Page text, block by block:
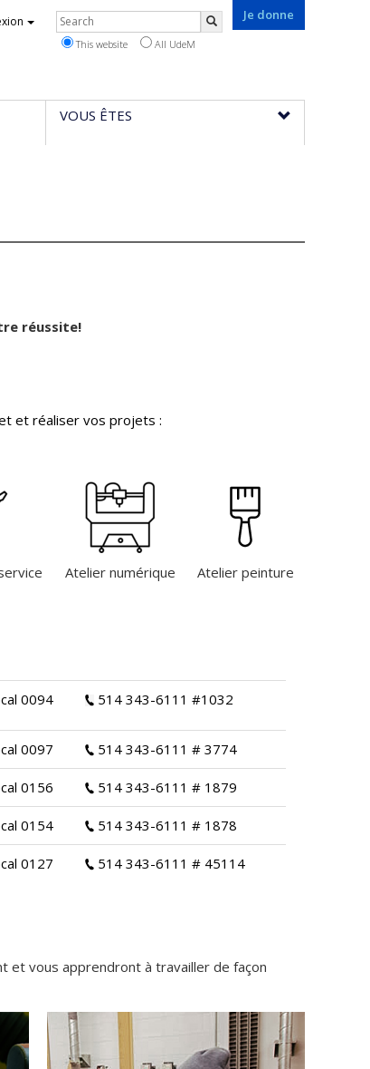
Je donne
Rechercher
This website All UdeM
VOUS ÊTES
réussite!
et réaliser vos projets :
Atelier numérique Atelier peinture
0094 514 343-6111 #1032
0097 514 343-6111 # 3774
0156 514 343-6111 # 1879
0154 514 343-6111 # 1878
0127 514 343-6111 # 45114
et vous apprendront à travailler de façon